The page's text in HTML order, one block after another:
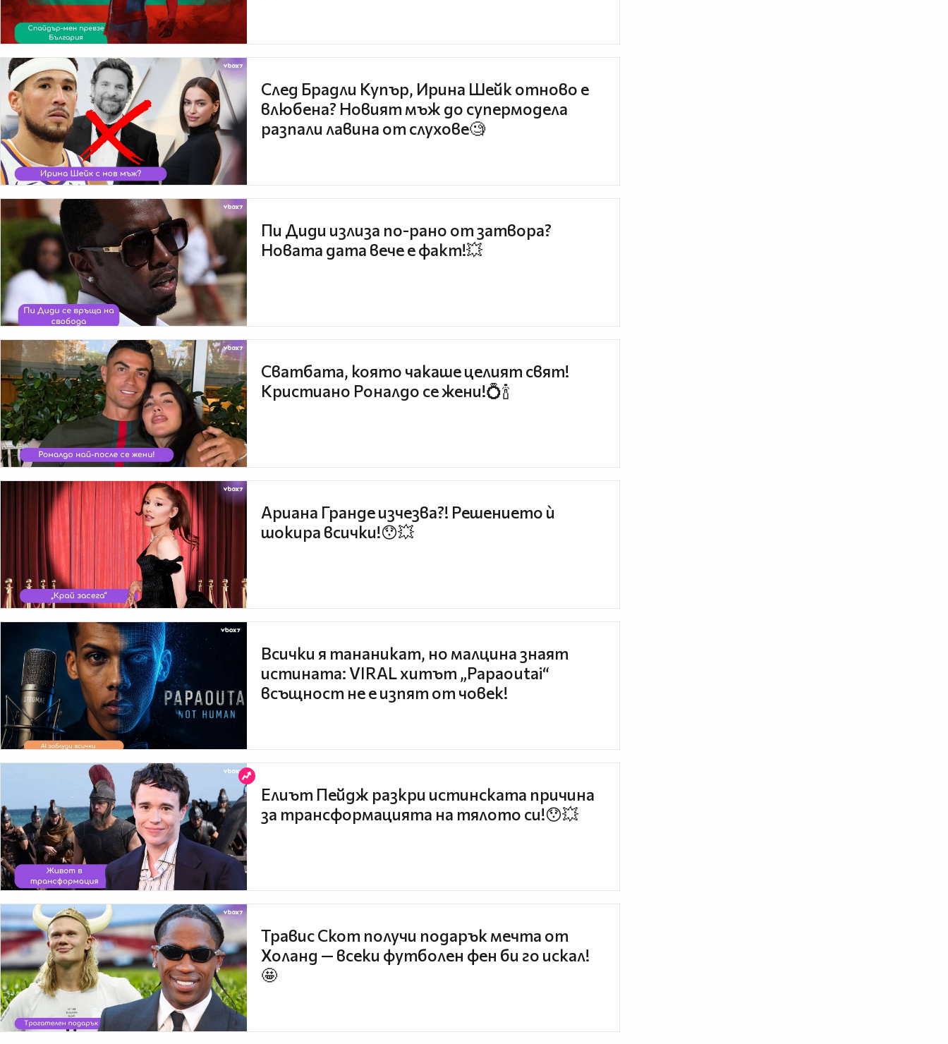
След Брадли Купър, Ирина Шейк отново е
влюбена? Новият мъж до супермодела
разпали лавина от слухове🧐
Пи Диди излиза по-рано от затвора?
Новата дата вече е факт!💥
Сватбата, която чакаше целият свят!
Кристиано Роналдо се жени!💍🍾
Ариана Гранде изчезва?! Решението ѝ
шокира всички!😯💥
Всички я тананикат, но малцина знаят
истината: VIRAL хитът „Papaoutai“
всъщност не е изпят от човек!
Елиът Пейдж разкри истинската причина
за трансформацията на тялото си!😯💥
Травис Скот получи подарък мечта от
Холанд — всеки футболен фен би го искал!
🤩